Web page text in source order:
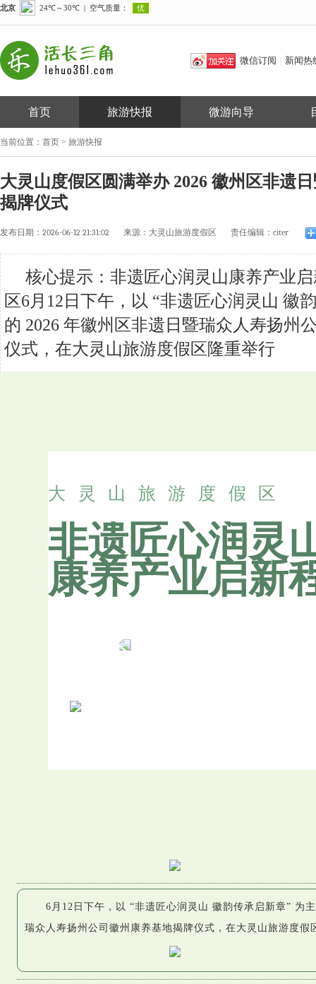
微信订阅 新闻热
首页 旅游快报 微游向导
当前位置： 首页 > 旅游快报
大灵山度假区圆满举办 2026 徽州区非遗
揭牌仪式
发布日期： 2026-06-12 21:31:02 来源： 大灵山旅游度假区 责任编辑： citer
核心提示：非遗匠心润灵山康养产业
区6月12日下午，以 “非遗匠心润灵山 徽
的 2026 年徽州区非遗日暨瑞众人寿扬州
仪式，在大灵山旅游度假区隆重举行
非遗匠心润灵
康养产业启新
大灵山旅游度假区
6月12日下午，以 “非遗匠心润灵山 徽韵传承启新章” 为
瑞众人寿扬州公司徽州康养基地揭牌仪式，在大灵山旅游度假